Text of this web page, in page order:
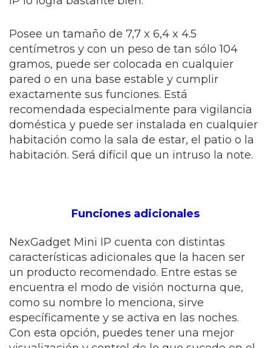
Posee un tamaño de 7,7 x 6,4 x 4.5
centímetros y con un peso de tan sólo 104
gramos, puede ser colocada en cualquier
pared o en una base estable y cumplir
exactamente sus funciones. Está
recomendada especialmente para vigilancia
doméstica y puede ser instalada en cualquier
habitación como la sala de estar, el patio o la
habitación. Será difícil que un intruso la note.
Funciones adicionales
NexGadget Mini IP cuenta con distintas
características adicionales que la hacen ser
un producto recomendado. Entre estas se
encuentra el modo de visión nocturna que,
como su nombre lo menciona, sirve
específicamente y se activa en las noches.
Con esta opción, puedes tener una mejor